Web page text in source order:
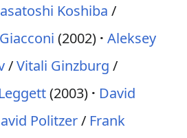
Koshiba /
(2002) Aleksey
/Vitali Ginzburg /
(2003)
David
Politzer/ Frank